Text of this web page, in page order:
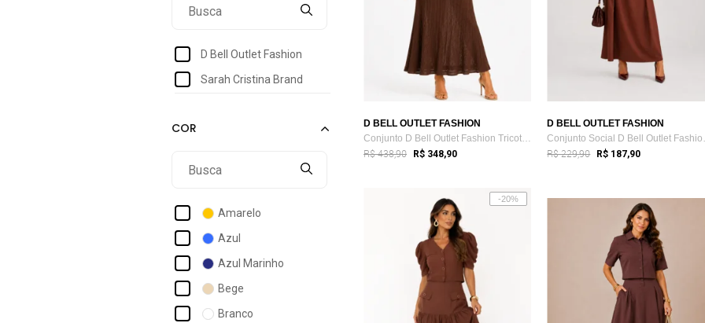
D Bell Outlet Fashion
Sarah Cristina Brand
Amarelo
Azul
Azul Marinho
Bege
Branco
D BELL OUTLET FASHION
Conjunto D Bell Outlet Fashion Tricot Marrom
R$ 438,90 R$ 348,90
D BELL OUTLET FASHION
R$ 229,90 R$ 187,90
-20%